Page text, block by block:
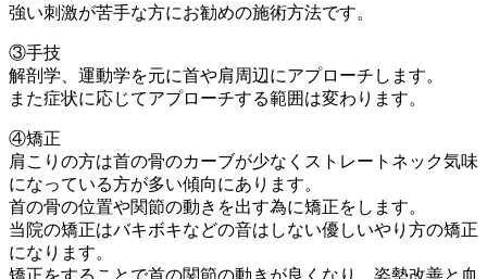
強い刺激が苦手な方にお勧めの施術方法です。
③手技
解剖学、運動学を元に首や肩周辺にアプローチします。
また症状に応じてアプローチする範囲は変わります。
④矯正
肩こりの方は首の骨のカーブが少なくストレートネック気味
になっている方が多い傾向にあります。
首の骨の位置や関節の動きを出す為に矯正をします。
当院の矯正はバキボキなどの音はしない優しいやり方の矯正
になります。
矯正をすることで首の関節の動きが良くなり、姿勢改善と血